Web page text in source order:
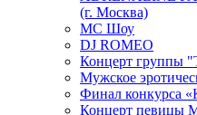
(г. Москва)
MC Шоу
DJ ROMEO
Концерт группы
Мужское
Финал конкурса
Концерт